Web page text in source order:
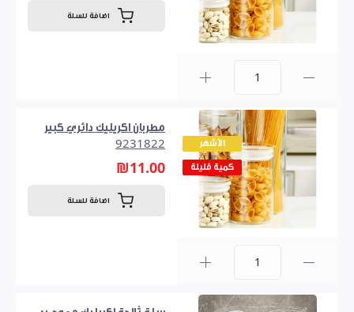
اضافة للسلة
الأشهر
كمية قليلة
مطربان اكريليك دائري كبير
9231822
₪11.00
اضافة للسلة